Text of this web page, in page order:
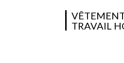
TRAVAIL